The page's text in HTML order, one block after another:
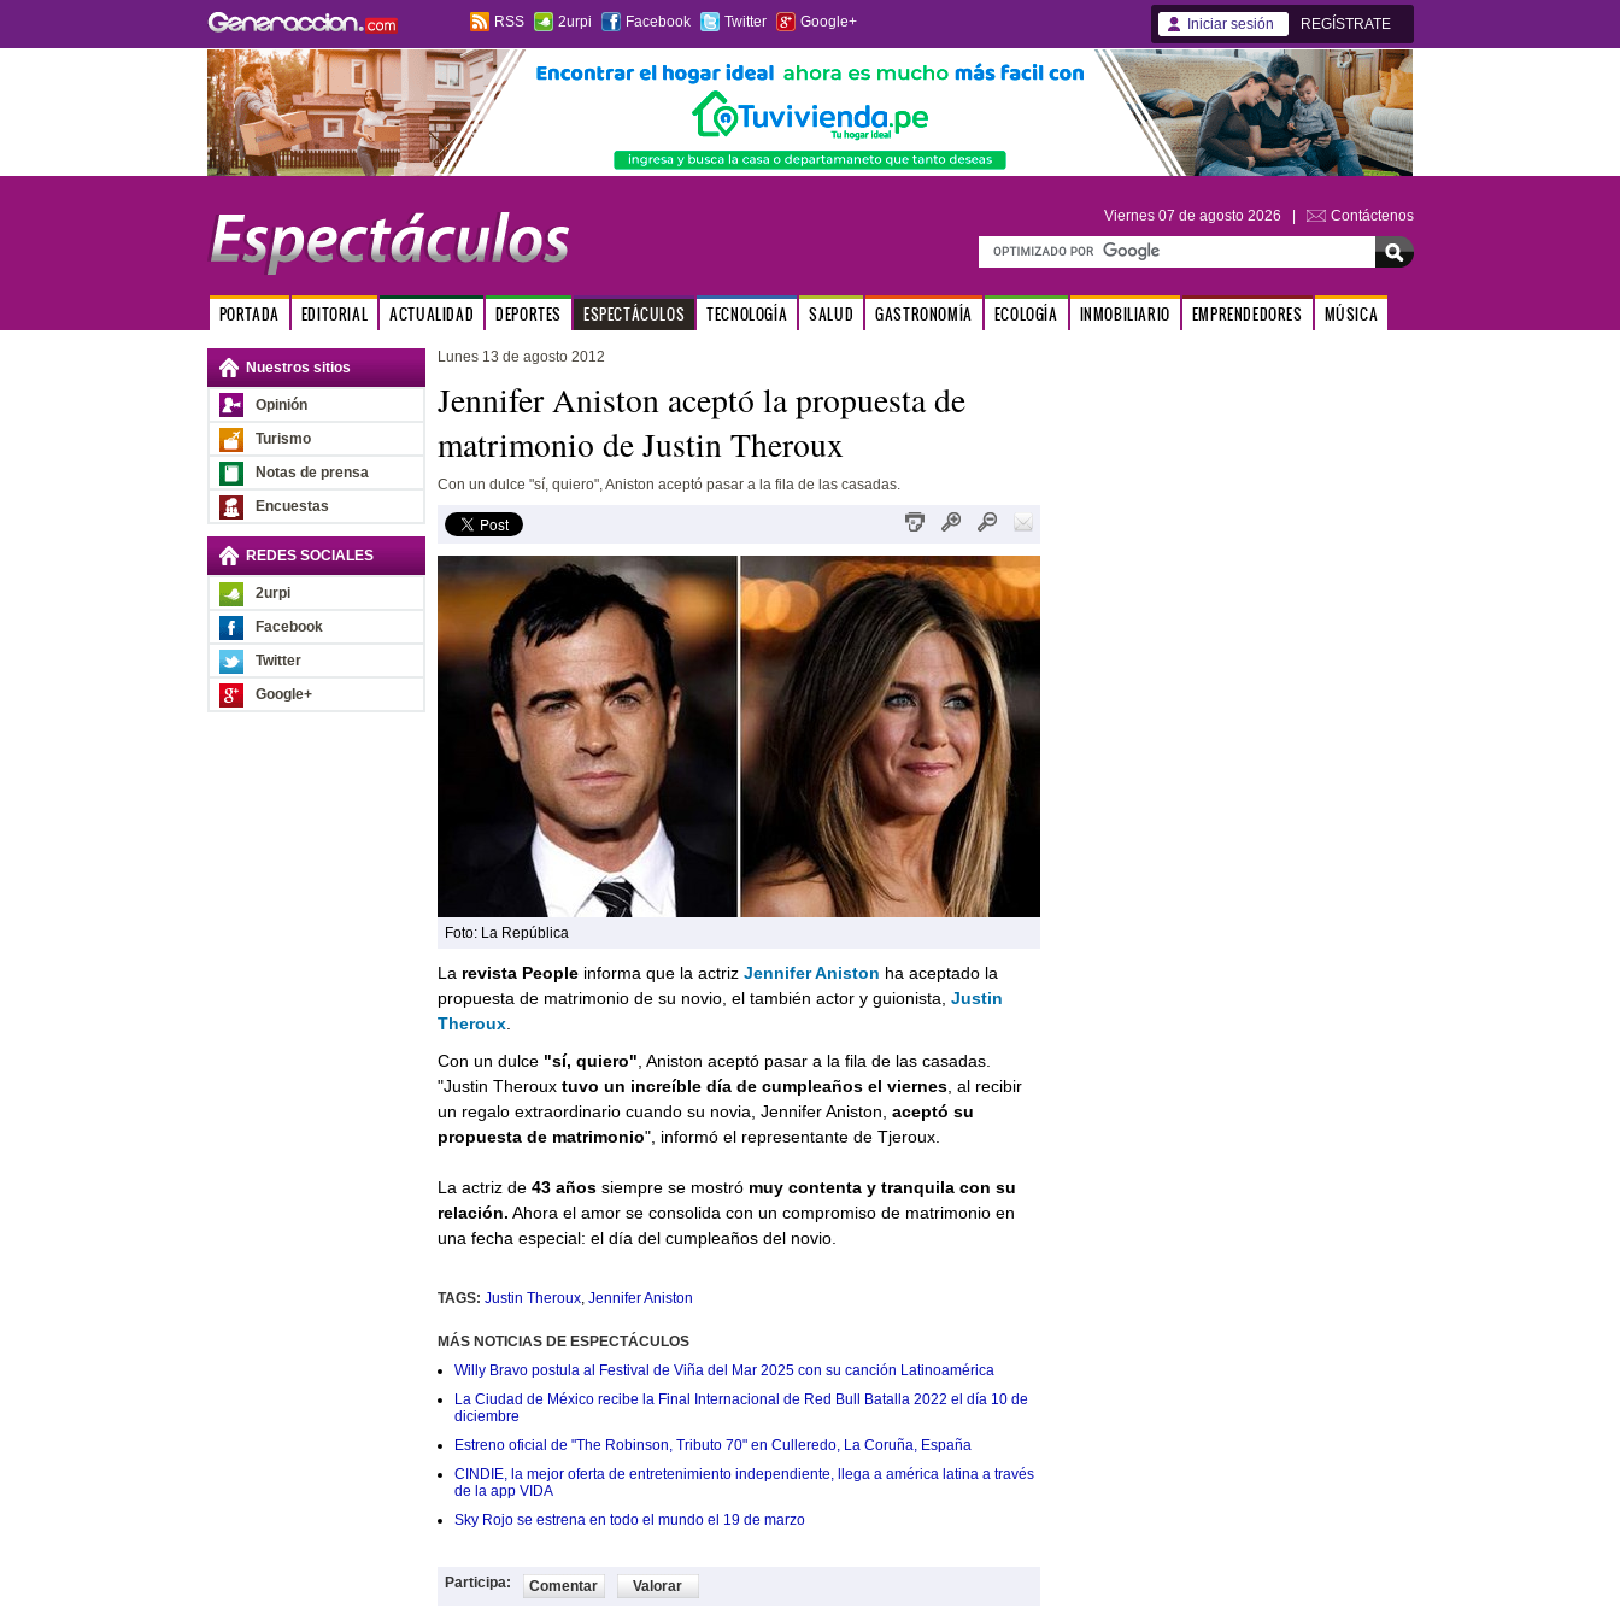
RSS 2urpi Facebook Twitter Google+ Iniciar sesión REGÍSTRATE
Viernes 07 de agosto 2026 | Contáctenos
PORTADA EDITORIAL ACTUALIDAD DEPORTES ESPECTÁCULOS TECNOLOGÍA SALUD GASTRONOMÍA ECOLOGÍA INMOBILIARIO EMPRENDEDORES MÚSICA
Nuestros sitios
Opinión
Turismo
Notas de prensa
Encuestas
REDES SOCIALES
2urpi
Facebook
Twitter
Google+
Lunes 13 de agosto 2012
Jennifer Aniston aceptó la propuesta de
matrimonio de Justin Theroux
Con un dulce "sí, quiero", Aniston aceptó pasar a la fila de las casadas.
Foto: La República
La revista Peopleinforma que la actriz Jennifer Aniston ha aceptado la
propuesta de matrimonio de su novio, el también actor y guionista, Justin
Theroux.
Con un dulce "sí, quiero" , Aniston aceptó pasar a la fila de las casadas.
"Justin Therouxtuvo un increíble día de cumpleaños el viernes, al recibir
un regalo extraordinario cuando su novia, Jennifer Aniston, aceptó su
propuesta de matrimonio", informó el representante de Tjeroux.
La actriz de 43 añossiempre se mostró muy contenta y tranquila con su
relación. Ahora el amor se consolida con un compromiso de matrimonio en
una fecha especial: el día del cumpleaños del novio.
TAGS: Justin Theroux, Jennifer Aniston
MÁS NOTICIAS DE ESPECTÁCULOS
Willy Bravo postula al Festival de Viña del Mar 2025 con su canción Latinoamérica
La Ciudad de México recibe la Final Internacional de Red Bull Batalla 2022 el día 10 de
diciembre
Estreno oficial de "The Robinson, Tributo 70" en Culleredo, La Coruña, España
CINDIE, la mejor oferta de entretenimiento independiente, llega a américa latina a través
de la app VIDA
Sky Rojo se estrena en todo el mundo el 19 de marzo
Participa: Comentar Valorar